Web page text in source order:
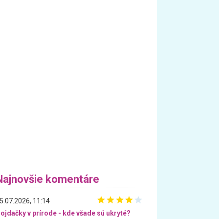
komentáre
11:14
v prírode - kde všade sú ukryté?